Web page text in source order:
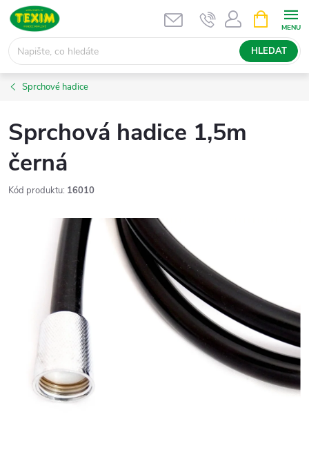
Přejít
obsah
HLEDAT
NÁKUPNÍ
KOŠÍK
Sprchové hadice
Sprchová hadice 1,5m
černá
Kód produktu: 16010